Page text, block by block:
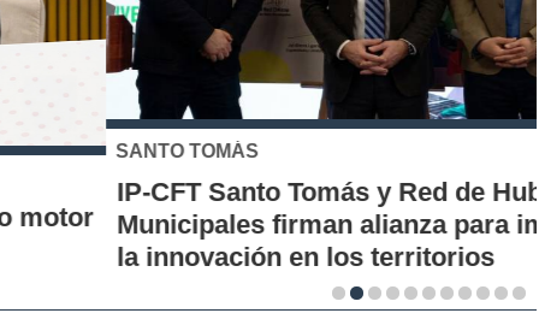
SANTO TOMÁS
IP-CFT Santo Tomás y Red de Hubs
Municipales firman alianza para impulsar
la innovación en los territorios